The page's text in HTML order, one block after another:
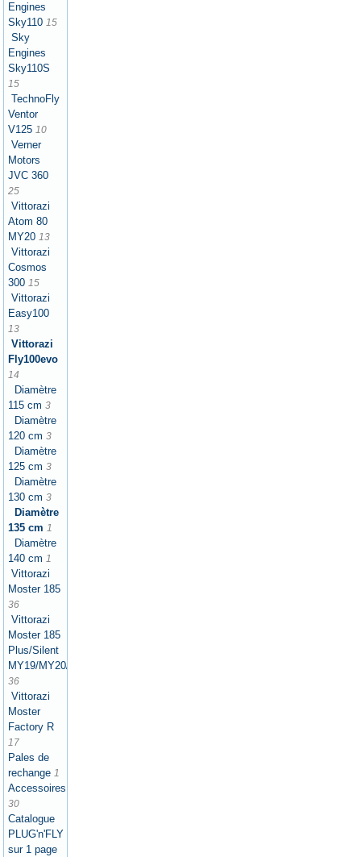
Engines
Sky110 15
Sky
Engines
Sky110S
15
TechnoFly
Ventor
V125 10
Verner
Motors
JVC 360
25
Vittorazi
Atom 80
MY20 13
Vittorazi
Cosmos
300 15
Vittorazi
Easy100
13
Vittorazi
Fly100evo
14
Diamètre
115 cm 3
Diamètre
120 cm 3
Diamètre
125 cm 3
Diamètre
130 cm 3
Diamètre
135 cm 1
Diamètre
140 cm 1
Vittorazi
Moster 185
36
Vittorazi
Moster 185
Plus/Silent
MY19/MY20/MY21/MY22/MY25
36
Vittorazi
Moster
Factory R
17
Pales de
rechange 1
Accessoires
30
Catalogue
PLUG'n'FLY
sur 1 page